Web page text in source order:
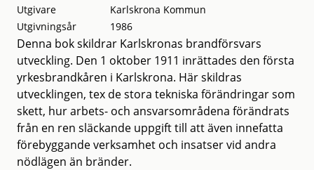
Utgivare
Karlskrona Kommun
Utgivningsår
1986
Denna bok skildrar Karlskronas brandförsvars
utveckling. Den 1 oktober 1911 inrättades den första
yrkesbrandkåren i Karlskrona. Här skildras
utvecklingen, tex de stora tekniska förändringar som
skett, hur arbets- och ansvarsområdena förändrats
från en ren släckande uppgift till att även innefatta
förebyggande verksamhet och insatser vid andra
nödlägen än bränder.